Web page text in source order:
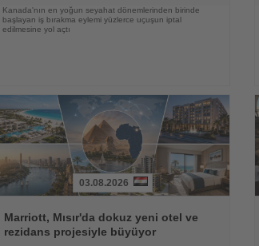
Kanada'nın en yoğun seyahat dönemlerinden birinde
başlayan iş bırakma eylemi yüzlerce uçuşun iptal
edilmesine yol açtı
Oku
03.08.2026
Marriott, Mısır'da dokuz yeni otel ve
rezidans projesiyle büyüyor